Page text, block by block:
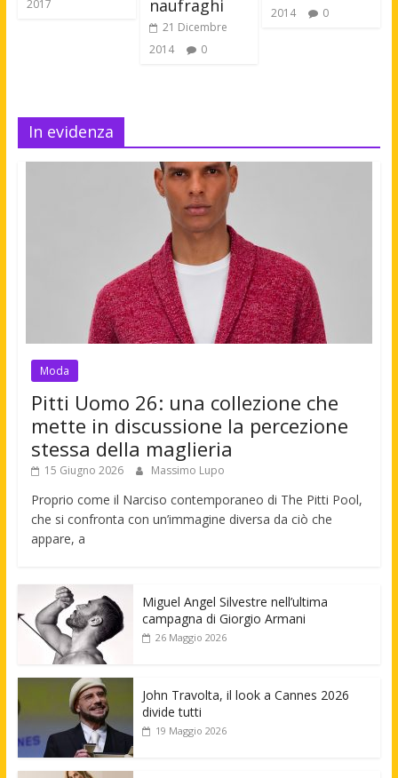
2017
naufraghi
21 Dicembre
2014
0
2014
0
In evidenza
Moda
Pitti Uomo 26: una collezione che
mette in discussione la percezione
stessa della maglieria
15 Giugno 2026 Massimo Lupo
Proprio come il Narciso contemporaneo di The Pitti Pool,
che si confronta con un’immagine diversa da ciò che
appare, a
Miguel Angel Silvestre nell’ultima
campagna di Giorgio Armani
26 Maggio 2026
John Travolta, il look a Cannes 2026
divide tutti
19 Maggio 2026